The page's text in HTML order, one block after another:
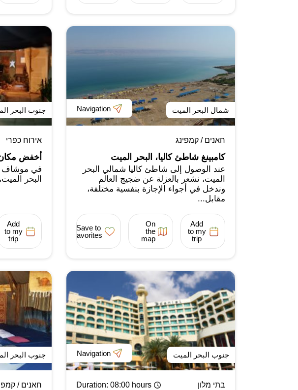
شمال البحر الميت Navigation
חאנים / קמפינג
كامبينغ شاطئ كاليا، البحر الميت
عند الوصول إلى شاطئ كاليا شمالي البحر
الميت، نشعر بالعزلة عن ضجيج العالم
وندخل في أجواء الإجازة بنفسية مختلفة،
مقابل...
Add
to my
trip
On
the
map
Save to
favorites
جنوب البحر
אירוח כפרי
أخفض
في موشاف
البحر
Add
to my
trip
جنوب البحر الميت Navigation
בתי מלון Duration: 08:00 hours
جنوب البحر
חאנים /